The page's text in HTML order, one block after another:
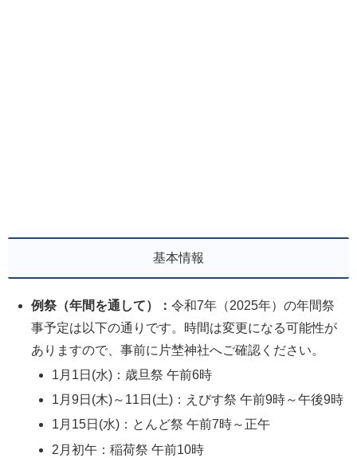
基本情報
例祭（年間を通して）：令和7年（2025年）の年間祭
事予定は以下の通りです。時間は変更になる可能性が
ありますので、事前に片埜神社へご確認ください。
1月1日(水)：歳旦祭 午前6時
1月9日(木)～11日(土)：えびす祭 午前9時～午後9時
1月15日(水)：とんど祭 午前7時～正午
2月初午：稲荷祭 午前10時